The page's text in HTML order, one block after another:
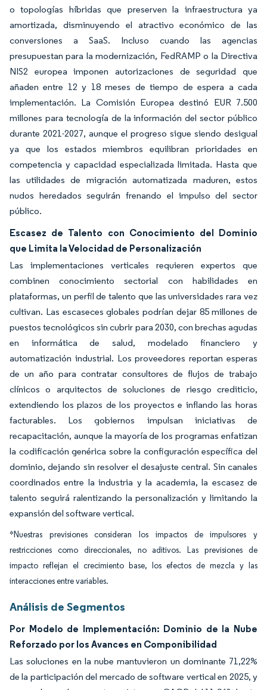
o topologías híbridas que preserven la infraestructura ya
amortizada, disminuyendo el atractivo económico de las
conversiones a SaaS. Incluso cuando las agencias
presupuestan para la modernización, FedRAMP o la Directiva
NIS2 europea imponen autorizaciones de seguridad que
añaden entre 12 y 18 meses de tiempo de espera a cada
implementación. La Comisión Europea destinó EUR 7.500
millones para tecnología de la información del sector público
durante 2021-2027, aunque el progreso sigue siendo desigual
ya que los estados miembros equilibran prioridades en
competencia y capacidad especializada limitada. Hasta que
las utilidades de migración automatizada maduren, estos
nudos heredados seguirán frenando el impulso del sector
público.
Escasez de Talento con Conocimiento del Dominio
que Limita la Velocidad de Personalización
Las implementaciones verticales requieren expertos que
combinen conocimiento sectorial con habilidades en
plataformas, un perfil de talento que las universidades rara vez
cultivan. Las escaseces globales podrían dejar 85 millones de
puestos tecnológicos sin cubrir para 2030, con brechas agudas
en informática de salud, modelado financiero y
automatización industrial. Los proveedores reportan esperas
de un año para contratar consultores de flujos de trabajo
clínicos o arquitectos de soluciones de riesgo crediticio,
extendiendo los plazos de los proyectos e inflando las horas
facturables. Los gobiernos impulsan iniciativas de
recapacitación, aunque la mayoría de los programas enfatizan
la codificación genérica sobre la configuración específica del
dominio, dejando sin resolver el desajuste central. Sin canales
coordinados entre la industria y la academia, la escasez de
talento seguirá ralentizando la personalización y limitando la
expansión del software vertical.
*Nuestras previsiones consideran los impactos de impulsores y
restricciones como direccionales, no aditivos. Las previsiones de
impacto reflejan el crecimiento base, los efectos de mezcla y las
interacciones entre variables.
Análisis de Segmentos
Por Modelo de Implementación: Dominio de la Nube
Reforzado por los Avances en Componibilidad
Las soluciones en la nube mantuvieron un dominante 71,22%
de la participación del mercado de software vertical en 2025, y